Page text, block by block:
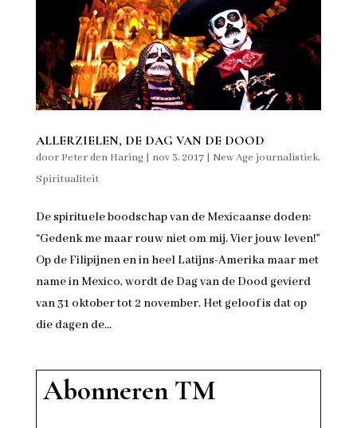
ALLERZIELEN, DE DAG VAN DE DOOD
door Peter den Haring| nov 3, 2017| New Age journalistiek,
Spiritualiteit
De spirituele boodschap van de Mexicaanse doden:
“Gedenk me maar rouw niet om mij. Vier jouw leven!”
Op de Filipijnen en in heel Latijns-Amerika maar met
name in Mexico, wordt de Dag van de Dood gevierd
van 31 oktober tot 2 november. Het geloof is dat op
die dagen de...
Abonneren TM